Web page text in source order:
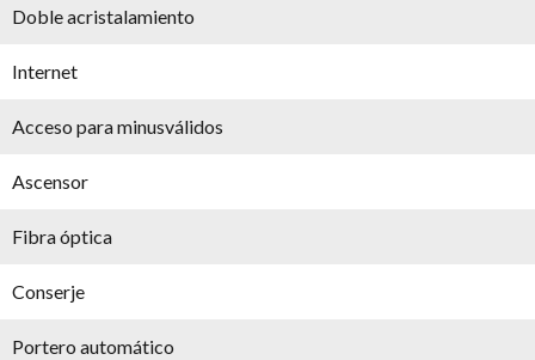
Doble acristalamiento
Internet
Acceso para minusválidos
Ascensor
Fibra óptica
Conserje
Portero automático